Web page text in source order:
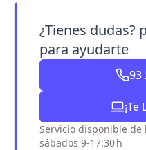
¿Tienes dudas?
para ayudarte
93
Servicio disponible de
sábados 9-17:30 h